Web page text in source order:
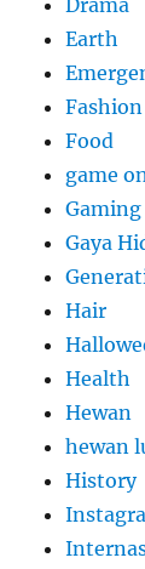
Drama
Earth
Fashion
Food
game
Gaming
Gaya
Hair
Health
Hewan
hewan
History